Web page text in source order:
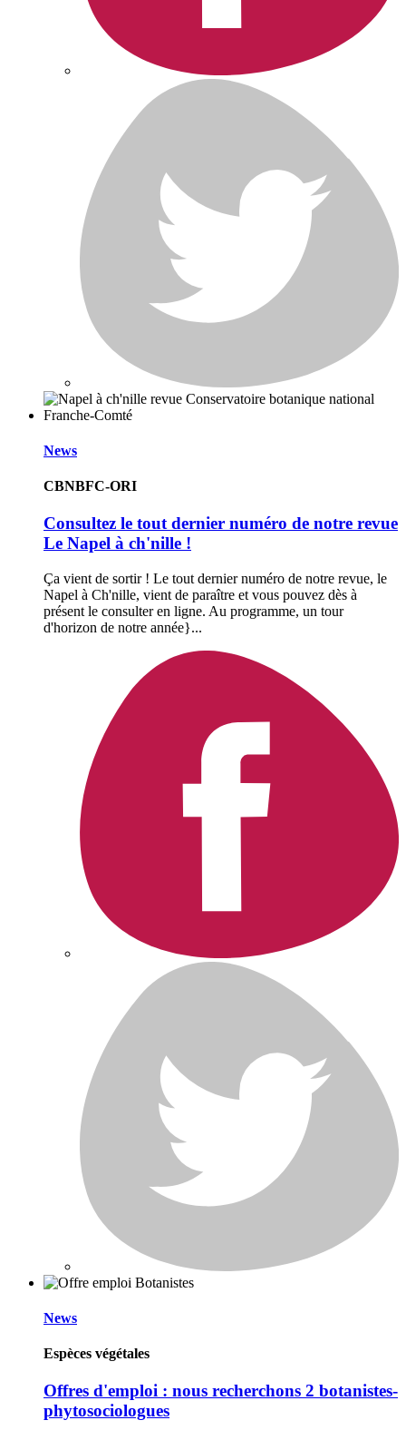
News
CBNBFC-ORI
Consultez le tout dernier numéro de notre revue
Le Napel à ch'nille !
Ça vient de sortir ! Le tout dernier numéro de notre revue, le
Napel à Ch'nille, vient de paraître et vous pouvez dès à
présent le consulter en ligne. Au programme, un tour
d'horizon de notre année}...
News
Espèces végétales
Offres d'emploi : nous recherchons 2 botanistes-
phytosociologues